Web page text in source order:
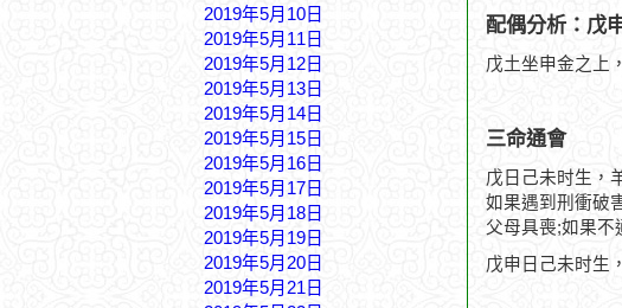
2019年5月10日
2019年5月11日
2019年5月12日
2019年5月13日
2019年5月14日
2019年5月15日
2019年5月16日
2019年5月17日
2019年5月18日
2019年5月19日
2019年5月20日
2019年5月21日
配偶分析：戊
戊土坐申金之上
三命通會
戊日己未时生，
如果遇到刑衝破
父母具喪;如果不
戊申日己未时生